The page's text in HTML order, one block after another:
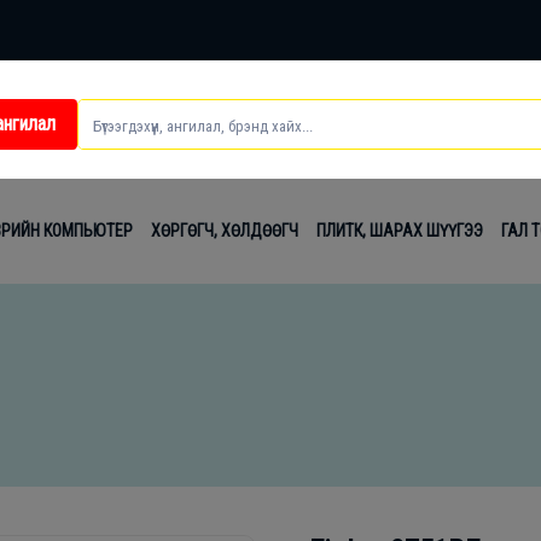
КОМПЬЮТЕР ХӨРГӨГЧ, ХӨЛДӨӨГЧ ПЛИТК, ШАРАХ ШҮҮГЭЭ ГАЛ